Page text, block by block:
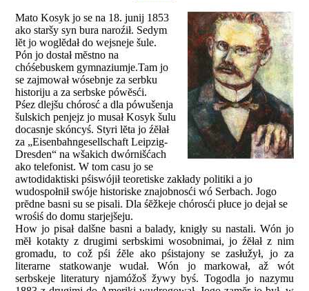
Mato Kosyk jo se na 18. junij 1853
ako staršy syn bura naroźił. Sedym
lĕt jo woglĕdał do wejsneje šule.
Pón jo dostał mĕstno na
chóśebuskem gymnaziumje.Tam jo
se zajmował wósebnje za serbku
historiju a za serbske pówĕsći.
Pśez dlejšu chórosć a dla pówušenja
šulskich penjejz jo musał Kosyk šulu
docasnje skóncyś. Styri lĕta jo źĕłał
za „Eisenbahngesellschaft Leipzig-
Dresden“ na wšakich dwórnišćach
ako telefonist. W tom casu jo se
awtodidaktiski pśiswójił teoretiske zakłady politiki a jo
wudospołnił swóje historiske znajobnosći wó Serbach. Jogo
prĕdne basni su se pisali. Dla śĕžkeje chórosći płuce jo dejał se
wrośiś do domu starjejšeju.
How jo pisał dalšne basni a balady, knigły su nastali. Wón jo
mĕł kotakty z drugimi serbskimi wosobnimai, jo źĕłał z nim
gromadu, to což pśi źĕle ako pśistajony se zasłužył, jo za
literarne statkowanje wudał. Wón jo markował, až wót
serbskeje literatury njamóžoš žywy byś. Togodla jo nazymu